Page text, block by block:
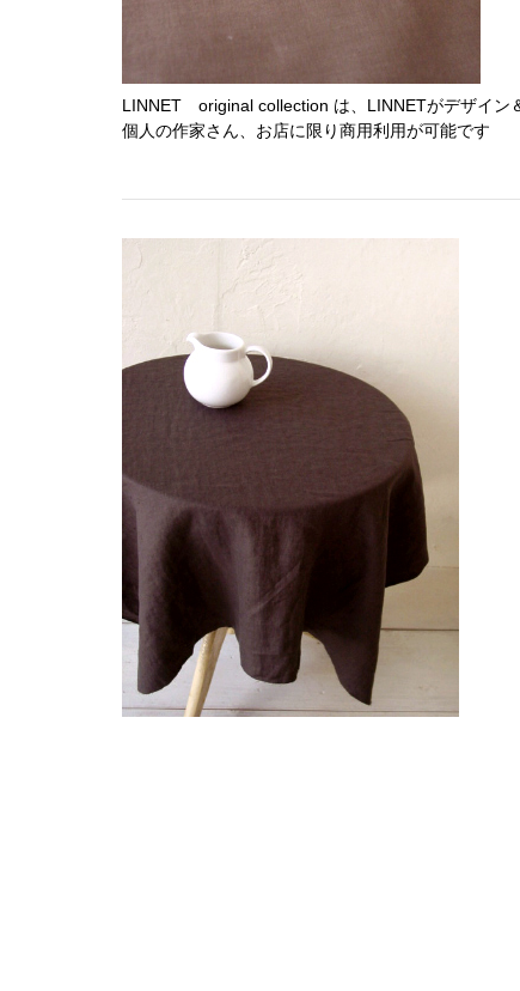
LINNET original collection は、LINNETがデザイン
個人の作家さん、お店に限り商用利用が可能です